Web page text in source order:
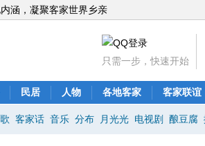
涵，凝聚客家世界乡亲
只需一步，快速开始
民居 人物 各地客家 客家联谊
客家话 音乐 分布 月光光 电视剧 酿豆腐